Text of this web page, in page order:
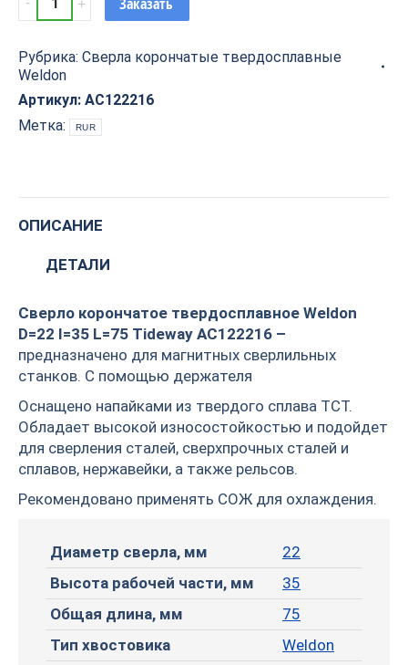
корончатое
Weldon
D=22
I=35
L=75
Tideway
Рубрика: Сверла корончатые твердосплавные
Weldon
Артикул: AC122216
Метка:
RUR
ОПИСАНИЕ
ДЕТАЛИ
Сверло корончатое твердосплавное Weldon
D=22 I=35 L=75 Tideway AC122216 –
предназначено для магнитных сверлильных
станков. С помощью держателя
Оснащено напайками из твердого сплава TCT.
Обладает высокой износостойкостью и подойдет
для сверления сталей, сверхпрочных сталей и
сплавов, нержавейки, а также рельсов.
Рекомендовано применять СОЖ для охлаждения.
Диаметр сверла, мм
22
Высота рабочей части, мм
35
Общая длина, мм
75
Тип хвостовика
Weldon